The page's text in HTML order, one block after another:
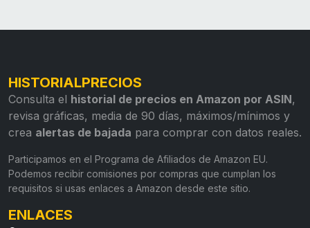
HISTORIALPRECIOS
Consulta el historial de precios en Amazon por ASIN,
revisa gráficas, media de 90 días, máximos/mínimos y
crea alertas de bajada para comprar con datos reales.
Participamos en el Programa de Afiliados de Amazon EU.
Podemos recibir comisiones por compras que cumplan los
requisitos si usas enlaces a Amazon desde este sitio.
ENLACES